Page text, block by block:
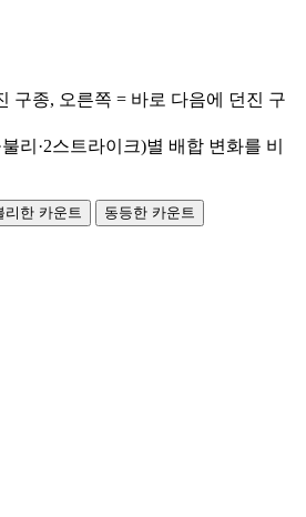
구종, 오른쪽 = 바로 다음에 던진 구
리·2스트라이크)별 배합 변화를 비
리한 카운트
동등한 카운트